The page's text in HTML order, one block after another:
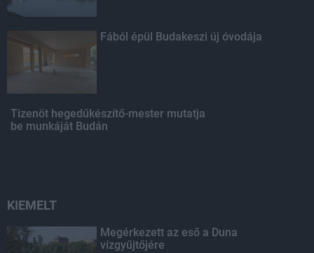
Fából épül Budakeszi új óvodája
Tizenöt hegedűkészítő-mester mutatja
be munkáját Budán
KIEMELT
Megérkezett az eső a Duna
vízgyűjtőjére